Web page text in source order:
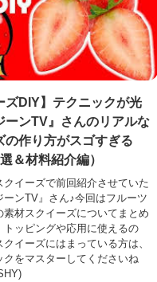
ズDIY】テクニックが光
ーンTV』さんのリアルな
の作り方がスゴすぎる
＆材料紹介編）
クイーズで前回紹介させていた
ーンTV』さん♪今回はフルーツ
素材スクイーズについてまとめ
トッピングや応用に使えるの
イーズにはまっている方は、
クをマスターしてくださいね